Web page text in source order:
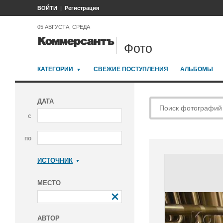
ВОЙТИ Регистрация
05 АВГУСТА, СРЕДА
Фото
КАТЕГОРИИ СВЕЖИЕ ПОСТУПЛЕНИЯ АЛЬБОМЫ
ДАТА
с
по
ИСТОЧНИК
МЕСТО
АВТОР